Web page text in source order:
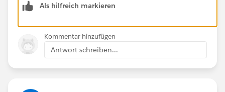
Als hilfreich markieren
Kommentar hinzufügen
Antwort schreiben...